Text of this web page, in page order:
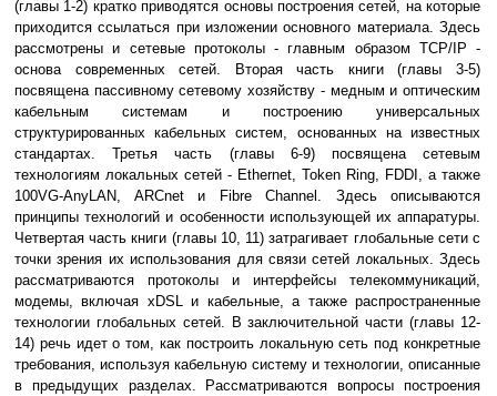
(главы 1-2) кратко приводятся основы построения сетей, на которые
приходится ссылаться при изложении основного материала. Здесь
рассмотрены и сетевые протоколы - главным образом TCP/IP -
основа современных сетей. Вторая часть книги (главы 3-5)
посвящена пассивному сетевому хозяйству - медным и оптическим
кабельным системам и построению универсальных
структурированных кабельных систем, основанных на известных
стандартах. Третья часть (главы 6-9) посвящена сетевым
технологиям локальных сетей - Ethernet, Token Ring, FDDI, а также
100VG-AnyLAN, ARCnet и Fibre Channel. Здесь описываются
принципы технологий и особенности использующей их аппаратуры.
Четвертая часть книги (главы 10, 11) затрагивает глобальные сети с
точки зрения их использования для связи сетей локальных. Здесь
рассматриваются протоколы и интерфейсы телекоммуникаций,
модемы, включая xDSL и кабельные, а также распространенные
технологии глобальных сетей. В заключительной части (главы 12-
14) речь идет о том, как построить локальную сеть под конкретные
требования, используя кабельную систему и технологии, описанные
в предыдущих разделах. Рассматриваются вопросы построения